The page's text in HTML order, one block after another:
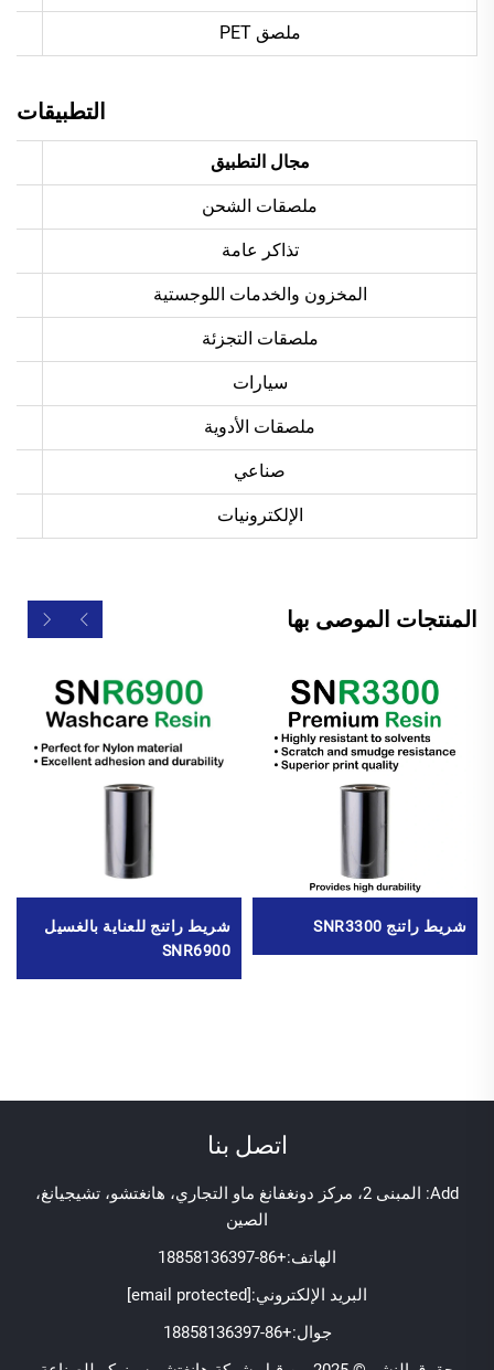
ملصق PET
التطبيقات
مجال التطبيق
ملصقات الشحن
تذاكر عامة
المخزون والخدمات اللوجستية
ملصقات التجزئة
سيارات
ملصقات الأدوية
صناعي
الإلكترونيات
المنتجات الموصى بها
شريط راتنج SNR3300
شريط راتنج للعناية بالغسيل
SNR6900
اتصل بنا
Add: المبنى 2، مركز دونغفانغ ماو التجاري، هانغتشو، تشيجيانغ،
الصين
الهاتف:+86-18858136397
البريد الإلكتروني:[email protected]
جوال:+86-18858136397